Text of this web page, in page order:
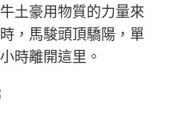
土豪用物質的力量來
，馬駿頭頂驕陽，單
時離開這里。